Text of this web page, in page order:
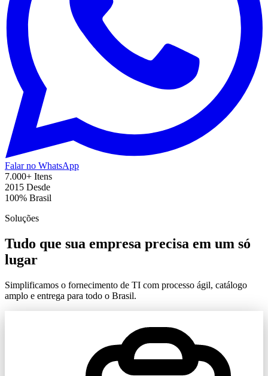
Falar no WhatsApp
7.000+ Itens
2015 Desde
100% Brasil
Soluções
Tudo que sua empresa precisa em um só
lugar
Simplificamos o fornecimento de TI com processo ágil, catálogo
amplo e entrega para todo o Brasil.